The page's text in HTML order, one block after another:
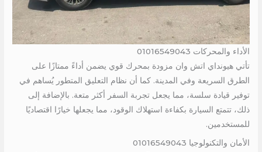
الأداء والمحركات 01016549043
تأتي هيونداي اتش وان مزودة بمحرك قوي يضمن أداءً ممتازًا على
الطرق السريعة وفي المدينة. كما أن نظام التعليق المتطور يُساهم في
توفير قيادة سلسة، مما يجعل تجربة السفر أكثر متعة. بالإضافة إلى
ذلك، تتمتع السيارة بكفاءة استهلاك الوقود، مما يجعلها خيارًا اقتصاديًا
للمستخدمين.
الأمان والتكنولوجيا 01016549043